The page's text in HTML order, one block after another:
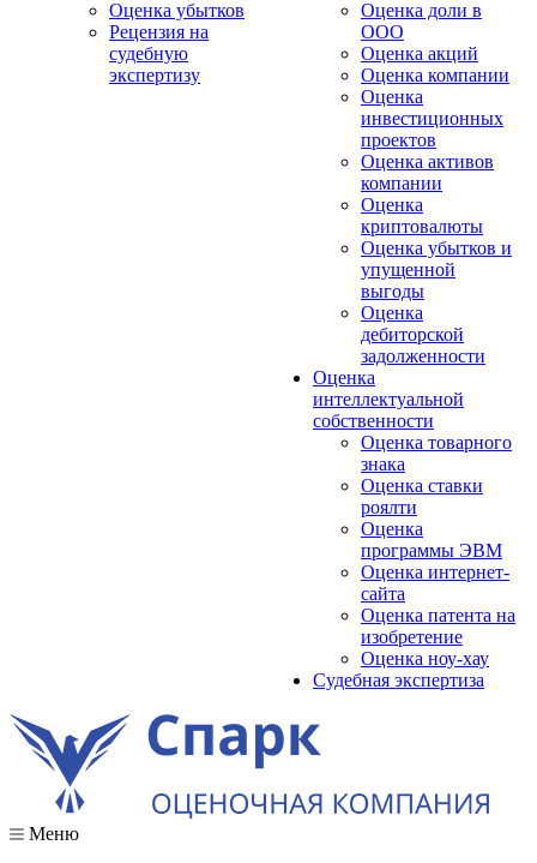
Оценка убытков
Рецензия на
судебную
экспертизу
Оценка доли в
ООО
Оценка акций
Оценка компании
Оценка
инвестиционных
проектов
Оценка активов
компании
Оценка
криптовалюты
Оценка убытков и
упущенной
выгоды
Оценка
дебиторской
задолженности
Оценка
интеллектуальной
собственности
Оценка товарного
знака
Оценка ставки
роялти
Оценка
программы ЭВМ
Оценка интернет-
сайта
Оценка патента на
изобретение
Оценка ноу-хау
Судебная экспертиза
Меню